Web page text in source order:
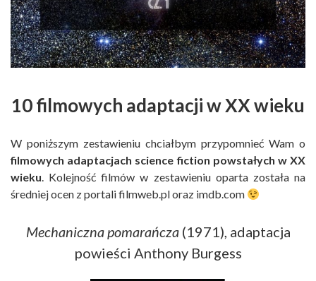
10 filmowych adaptacji w XX wieku
W poniższym zestawieniu chciałbym przypomnieć Wam o
filmowych adaptacjach science fiction powstałych w XX
wieku. Kolejność filmów w zestawieniu oparta została na
średniej ocen z portali filmweb.pl oraz imdb.com
Mechaniczna pomarańcza(1971), adaptacja
powieści Anthony Burgess